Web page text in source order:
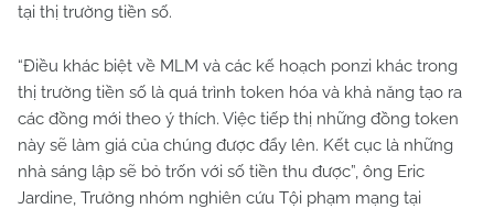
tại thị trường tiền số.
“Điều khác biệt về MLM và các kế hoạch ponzi khác trong
thị trường tiền số là quá trình token hóa và khả năng tạo ra
các đồng mới theo ý thích. Việc tiếp thị những đồng token
này sẽ làm giá của chúng được đẩy lên. Kết cục là những
nhà sáng lập sẽ bỏ trốn với số tiền thu được”, ông Eric
Jardine, Trưởng nhóm nghiên cứu Tội phạm mạng tại